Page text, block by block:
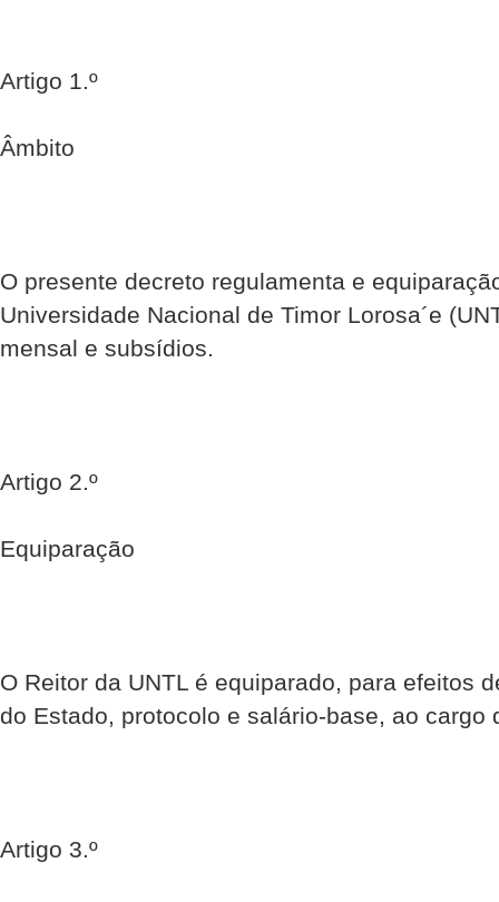
Artigo 1.º
Âmbito
O presente decreto regulamenta e
Universidade Nacional de Timor Lorosa´e
mensal e subsídios.
Artigo 2.º
Equiparação
O Reitor da UNTL é equiparado, para efeitos
do Estado, protocolo e salário-base, ao cargo
Artigo 3.º